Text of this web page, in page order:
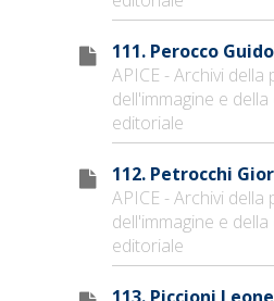
111. Perocco Guido
APICE - Archivi della
dell'immagine e
editoriale
112. Petrocchi
APICE - Archivi della
dell'immagine e
editoriale